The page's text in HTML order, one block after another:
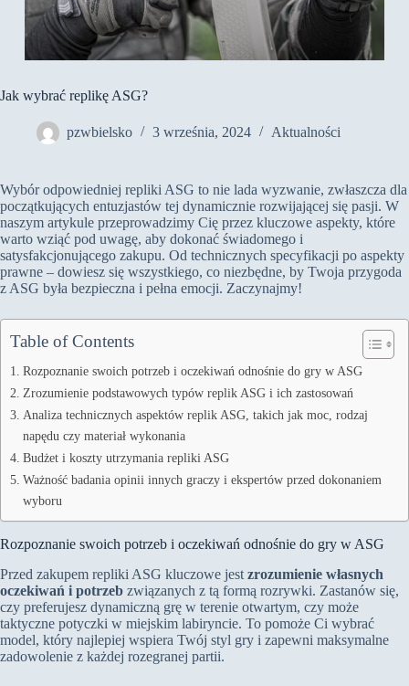
Jak wybrać replikę ASG?
pzwbielsko 3 września, 2024 Aktualności
Wybór odpowiedniej repliki ASG to nie lada wyzwanie, zwłaszcza dla
początkujących entuzjastów tej dynamicznie rozwijającej się pasji. W
naszym artykule przeprowadzimy Cię przez kluczowe aspekty, które
warto wziąć pod uwagę, aby dokonać świadomego i
satysfakcjonującego zakupu. Od technicznych specyfikacji po aspekty
prawne – dowiesz się wszystkiego, co niezbędne, by Twoja przygoda
z ASG była bezpieczna i pełna emocji. Zaczynajmy!
Table of Contents
Rozpoznanie swoich potrzeb i oczekiwań odnośnie do gry w ASG
Zrozumienie podstawowych typów replik ASG i ich zastosowań
Analiza technicznych aspektów replik ASG, takich jak moc, rodzaj
napędu czy materiał wykonania
Budżet i koszty utrzymania repliki ASG
Ważność badania opinii innych graczy i ekspertów przed dokonaniem
wyboru
Rozpoznanie swoich potrzeb i oczekiwań odnośnie do gry w ASG
Przed zakupem repliki ASG kluczowe jest zrozumienie własnych
oczekiwań i potrzeb związanych z tą formą rozrywki. Zastanów się,
czy preferujesz dynamiczną grę w terenie otwartym, czy może
taktyczne potyczki w miejskim labiryncie. To pomoże Ci wybrać
model, który najlepiej wspiera Twój styl gry i zapewni maksymalne
zadowolenie z każdej rozegranej partii.